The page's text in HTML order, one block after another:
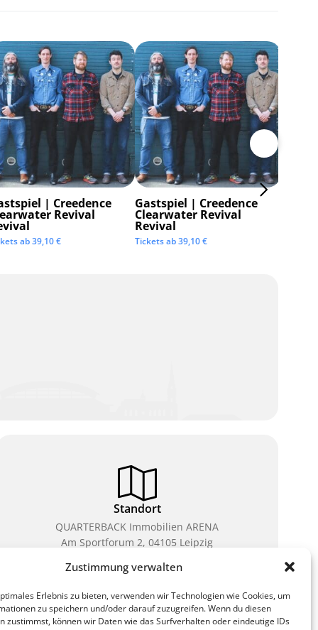
Zustimmung verwalten
Erlebnis zu bieten, verwenden wir Technologien wie Cookies, um
zu speichern und/oder darauf zuzugreifen. Wenn du diesen
zustimmst, können wir Daten wie das Surfverhalten oder eindeutige IDs
| Creedence
Revival
ab39,10€
Gastspiel | Creedence
Clearwater Revival
Revival
Tickets ab39,10€
Standort
QUARTERBACK Immobilien ARENA
Am Sportforum 2, 04105 Leipzig
Sie erreichen uns mit dem Öffentlichen Nahverkehr:
Waldplatz/Arena. Kostenfreies Parken ist während
des Ticketkaufs möglich.